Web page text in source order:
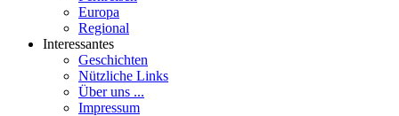
Europa
Regional
Interessantes
Geschichten
Nützliche Links
Über uns ...
Impressum